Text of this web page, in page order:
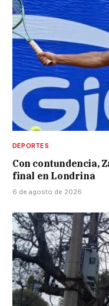
DEPORTES
Con contundencia,
final en Londrina
6 de agosto de 2026